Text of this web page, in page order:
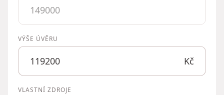
VÝŠE ÚVĚRU
Kč
VLASTNÍ ZDROJE